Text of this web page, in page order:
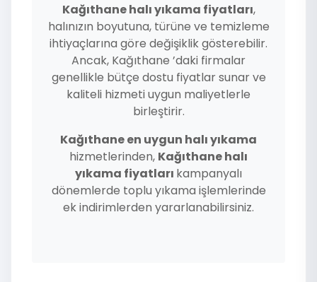
Kağıthane halı yıkama fiyatları,
halınızın boyutuna, türüne ve temizleme
ihtiyaçlarına göre değişiklik gösterebilir.
Ancak, Kağıthane ’daki firmalar
genellikle bütçe dostu fiyatlar sunar ve
kaliteli hizmeti uygun maliyetlerle
birleştirir.
Kağıthane en uygun halı yıkama
hizmetlerinden, Kağıthane halı
yıkama fiyatları kampanyalı
dönemlerde toplu yıkama işlemlerinde
ek indirimlerden yararlanabilirsiniz.